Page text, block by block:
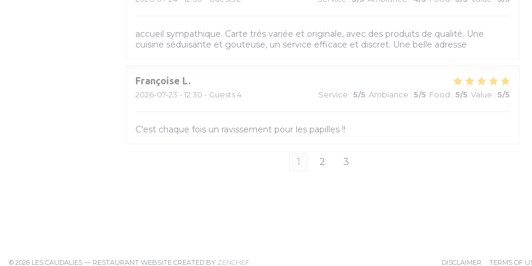
accueil sympathique. Carte trés variée et originale, avec des produits de qualité. Une
cuisine séduisante et gouteuse, un service efficace et discret. Une belle adresse
Françoise L
2026-07-23 - 12:30 - Guests 4 Service : 5/5 Ambiance : 5/5 Food : 5/5 Value : 5/5
C'est chaque fois un ravissement pour les papilles !!
1 2 3
© 2026 LES CAUDALIES — RESTAURANT WEBSITE CREATED BY ZENCHEF DISCLAIMER ((OPENS IN A
TERMS OF